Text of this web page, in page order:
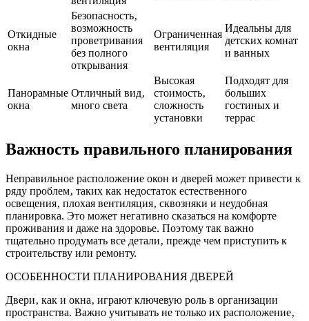
Откидные
окна
Безопасность‚
возможность
проветривания
без полного
открывания
Ограниченная
вентиляция
Идеальны для
детских комнат
и ванных
Панорамные
окна
Отличный вид‚
много света
Высокая
стоимость‚
сложность
установки
Подходят для
больших
гостиных и
террас
Важность правильного планирования
Неправильное расположение окон и дверей может привести к
ряду проблем‚ таких как недостаток естественного
освещения‚ плохая вентиляция‚ сквозняки и неудобная
планировка. Это может негативно сказаться на комфорте
проживания и даже на здоровье. Поэтому так важно
тщательно продумать все детали‚ прежде чем приступить к
строительству или ремонту.
ОСОБЕННОСТИ ПЛАНИРОВАНИЯ ДВЕРЕЙ
Двери‚ как и окна‚ играют ключевую роль в организации
пространства. Важно учитывать не только их расположение‚